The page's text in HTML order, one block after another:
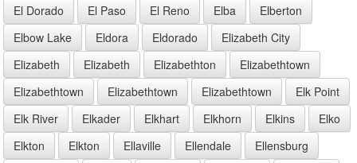
El Dorado
El Paso El Reno Elba
Elberton
Elbow Lake
Eldora Eldorado
Elizabeth City
Elizabeth
Elizabeth Elizabethton
Elizabethtown
Elizabethtown
Elizabethtown Elizabethtown
Elk Point
Elk River
Elkader Elkhart Elkhorn Elkins
Elko
Elkton
Elkton Ellaville Ellendale
Ellensburg